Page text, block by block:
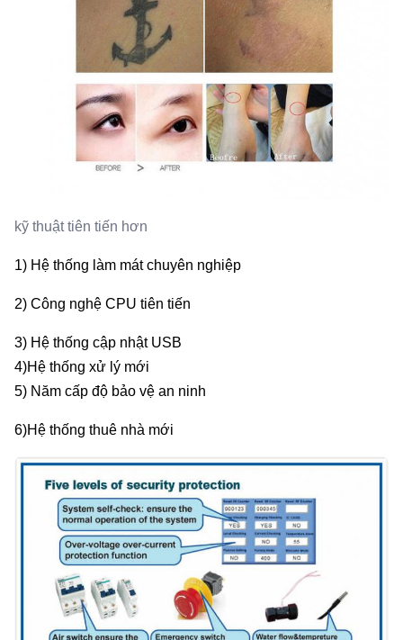
kỹ thuật tiên tiến hơn
1) Hệ thống làm mát chuyên nghiệp
2) Công nghệ CPU tiên tiến
3) Hệ thống cập nhật USB
4)Hệ thống xử lý mới
5) Năm cấp độ bảo vệ an ninh
6)Hệ thống thuê nhà mới